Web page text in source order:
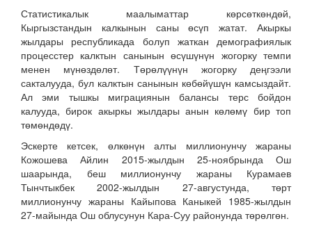
Статистикалык маалыматтар көрсөткөндөй,
Кыргызстандын калкынын саны өсүп жатат. Акыркы
жылдары республикада болуп жаткан демографиялык
процесстер калктын санынын өсүшүнүн жогорку темпи
менен мүнөздөлөт. Төрөлүүнүн жогорку деңгээли
сакталууда, бул калктын санынын көбөйүшүн камсыздайт.
Ал эми тышкы миграциянын балансы терс бойдон
калууда, бирок акыркы жылдары анын көлөмү бир топ
төмөндөдү.
Эскерте кетсек, өлкөнүн алты миллионунчу жараны
Кожошева Айлин 2015-жылдын 25-ноябрында Ош
шаарында, беш миллионунчу жараны Курамаев
Тынчтыкбек 2002-жылдын 27-августунда, төрт
миллионунчу жараны Кайыпова Каныкей 1985-жылдын
27-майында Ош облусунун Кара-Суу районунда төрөлгөн.